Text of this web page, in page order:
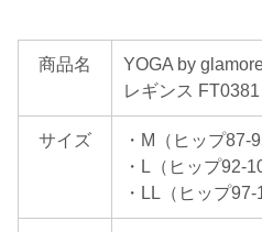
商品名
YOGA by
レギンス FT0381
サイズ
・M（ヒップ87-
・L（ヒップ92-
・LL（ヒップ97-